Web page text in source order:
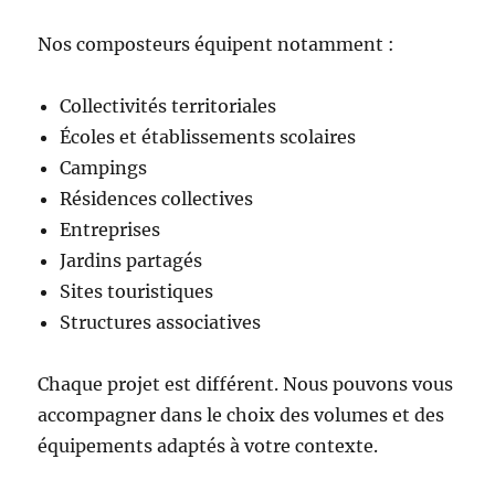
Nos composteurs équipent notamment :
Collectivités territoriales
Écoles et établissements scolaires
Campings
Résidences collectives
Entreprises
Jardins partagés
Sites touristiques
Structures associatives
Chaque projet est différent. Nous pouvons vous
accompagner dans le choix des volumes et des
équipements adaptés à votre contexte.